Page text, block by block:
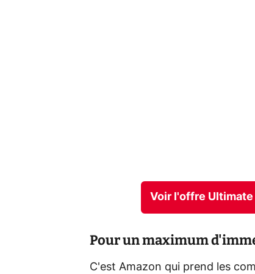
Voir l'offre Ultimate
Pour un maximum
C'est Amazon qui prend les